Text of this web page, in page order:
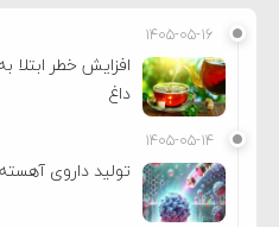
۱۴۰۵-۰۵-۱۶
افزایش خطر
داغ
۱۴۰۵-۰۵-۱۴
تولید داروی